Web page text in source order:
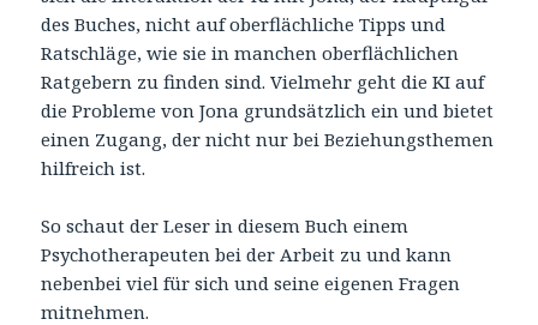
des Buches, nicht auf oberflächliche Tipps und
Ratschläge, wie sie in manchen oberflächlichen
Ratgebern zu finden sind. Vielmehr geht die KI auf
die Probleme von Jona grundsätzlich ein und bietet
einen Zugang, der nicht nur bei Beziehungsthemen
hilfreich ist.
So schaut der Leser in diesem Buch einem
Psychotherapeuten bei der Arbeit zu und kann
nebenbei viel für sich und seine eigenen Fragen
mitnehmen.